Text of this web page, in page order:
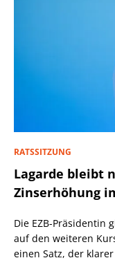
RATSSITZUNG
Lagarde bleibt
Zinserhöhung
Die EZB-Präsidentin
auf den weiteren
einen Satz, der